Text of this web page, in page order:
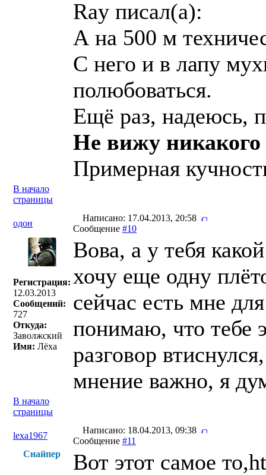
Ray писал(a):
А на 500 м
С него и в лапу
полюбоваться.
Ещё раз, надеюсь,
Не вижу никакого
Примерная
В начало
страницы
одон
Написано: 17.04.2013, 20:58
Сообщение #10
Регистрация:
12.03.2013
Сообщений:
727
Откуда:
Заволжский
Имя: Лёха
Вова, а у тебя
хочу еще одну
сейчас есть мне
понимаю, что тебе
разговор
мнение важно, я
В начало
страницы
lexa1967
Написано: 18.04.2013, 09:38
Сообщение #11
Снайпер
Вот этот самое